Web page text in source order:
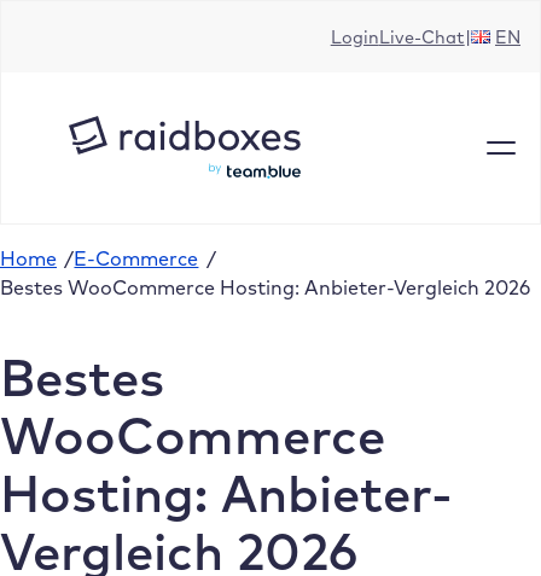
LoginLive-Chat EN
Home /E-Commerce /
Bestes WooCommerce Hosting: Anbieter-Vergleich 2026
Bestes
WooCommerce
Hosting: Anbieter-
Vergleich 2026